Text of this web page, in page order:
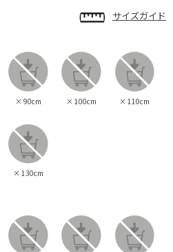
サイズガイド
× 90cm × 100cm × 110cm
× 130cm